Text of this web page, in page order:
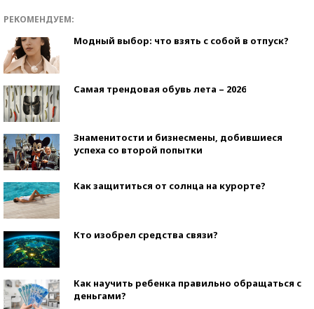
РЕКОМЕНДУЕМ:
Модный выбор: что взять с собой в отпуск?
Самая трендовая обувь лета – 2026
Знаменитости и бизнесмены, добившиеся
успеха со второй попытки
Как защититься от солнца на курорте?
Кто изобрел средства связи?
Как научить ребенка правильно обращаться с
деньгами?